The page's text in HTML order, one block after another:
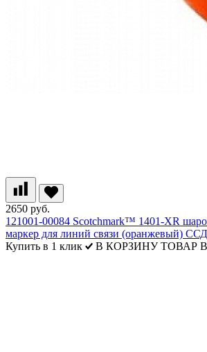
2650 руб.
121001-00084 Scotchmark™ 1401-XR
маркер для линий связи (оранжевый) ССД
Купить в 1 клик
В КОРЗИНУ ТОВАР